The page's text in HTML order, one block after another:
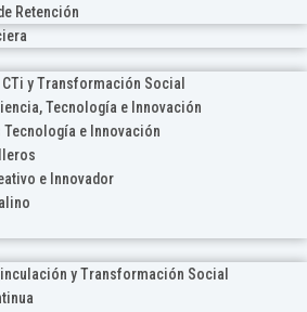
Retención
y Transformación Social
Tecnología e Innovación
e Innovación
e Innovador
y Transformación Social